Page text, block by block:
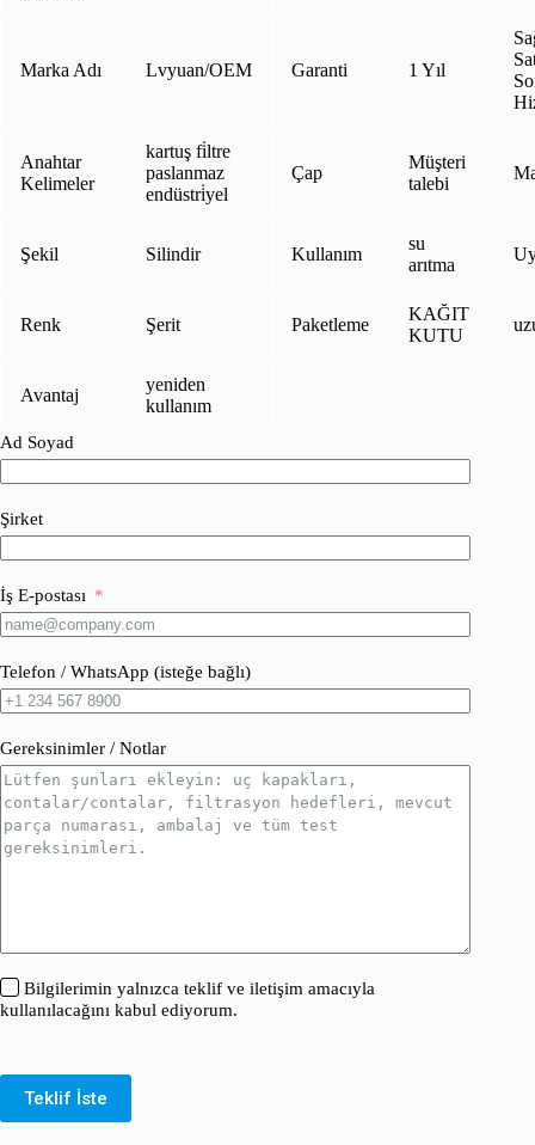
Marka Adı Lvyuan/OEM Garanti 1 Yıl
Anahtar
Kelimeler
kartuş fi̇ltre
paslanmaz
endüstri̇yel
Çap
Müşteri
talebi
Şekil Silindir Kullanım
su
arıtma
Renk Şerit Paketleme
KAĞIT
KUTU
Avantaj
yeniden
kullanım
Ad Soyad
Şirket
İş E-postası
Telefon / WhatsApp (isteğe bağlı)
Gereksinimler / Notlar
Bilgilerimin yalnızca teklif ve iletişim amacıyla
kullanılacağını kabul ediyorum.
Teklif İste